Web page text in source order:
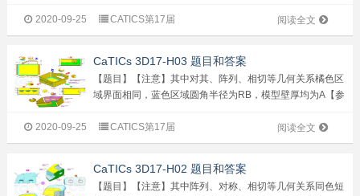
阅读全文
2020-09-25 CATICS第17届
CaTICs 3D17-H03 题目和答案
【题目】【注意】其中对其、阵列、相切等几何关系橘色区
域界面相同，蓝色区域圆角半径为RB，模型壁厚均为A【参
题】1. &nb...
阅读全文
2020-09-25 CATICS第17届
CaTICs 3D17-H02 题目和答案
【题目】【注意】其中阵列、对称、相切等几何关系同色短